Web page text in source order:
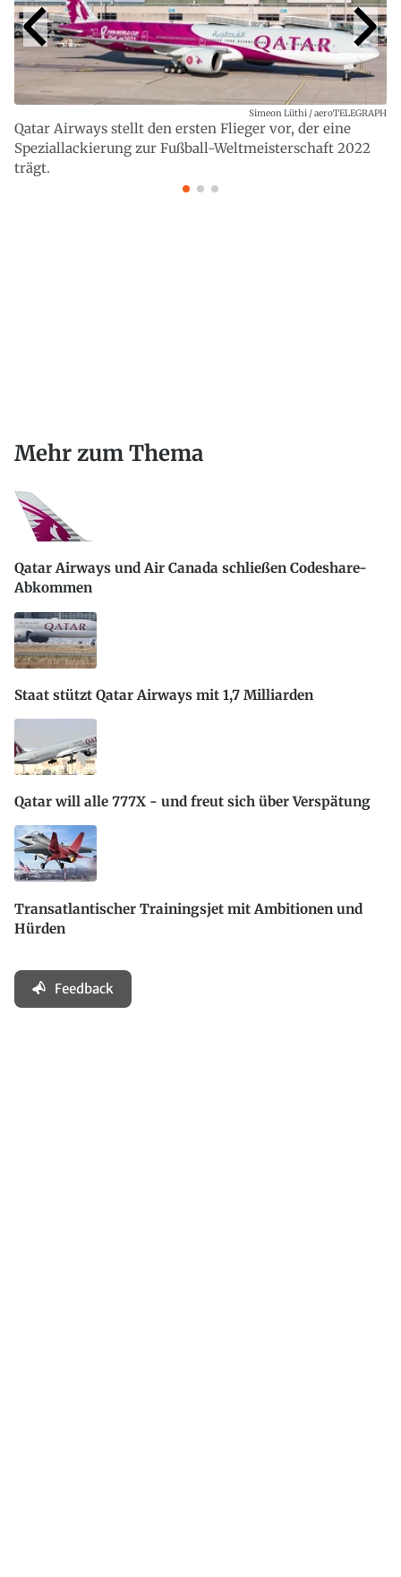
Qatar Airways stellt den ersten Flieger vor, der eine
Speziallackierung zur Fußball-Weltmeisterschaft 2022
trägt.
Simeon Lüthi / aeroTELEGRAPH
Mehr zum Thema
Qatar Airways und Air Canada schließen Codeshare-
Abkommen
Staat stützt Qatar Airways mit 1,7 Milliarden
Qatar will alle 777X - und freut sich über Verspätung
Transatlantischer Trainingsjet mit Ambitionen und
Hürden
Feedback